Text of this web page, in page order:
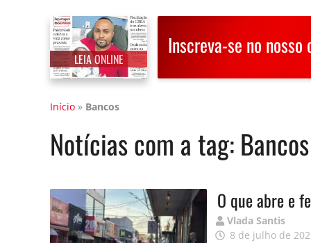
LEIA ONLINE
Inscreva-se no nosso
Início » Bancos
Notícias com a tag:Bancos
O que abre e
Publicado
por
Vlada Santis
8 de julho de